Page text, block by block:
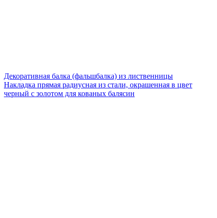
Декоративная балка (фальшбалка) из лиственницы
Накладка прямая радиусная из стали, окрашенная в цвет
черный с золотом для кованых балясин